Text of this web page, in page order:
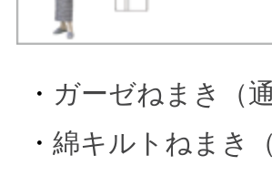
・ ガーゼねまき（通
・ 綿キルトねまき